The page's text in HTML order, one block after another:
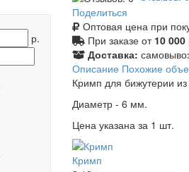
р.
Поделиться
Оптовая цена при
При заказе от 10 000
Доставка:
Описание Похожие
Кримп для бижутерии
Диаметр - 6 мм.
Цена указана за 1 шт.
Кримп